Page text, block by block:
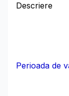
Descriere
Perioada